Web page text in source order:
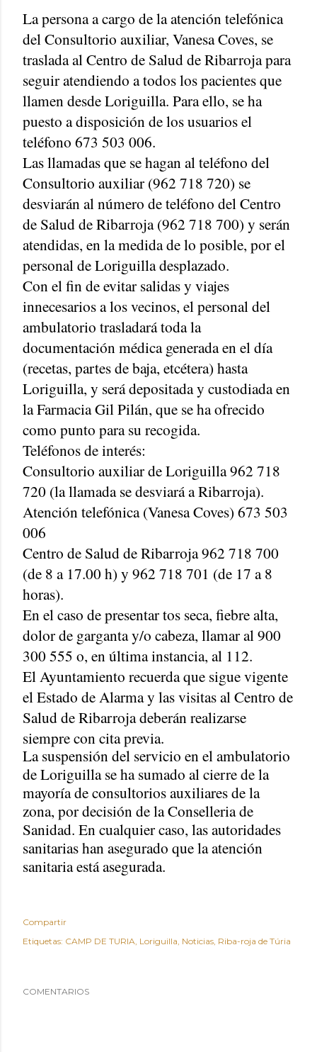
La persona a cargo de la atención telefónica
del Consultorio auxiliar, Vanesa Coves, se
traslada al Centro de Salud de Ribarroja para
seguir atendiendo a todos los pacientes que
llamen desde Loriguilla. Para ello, se ha
puesto a disposición de los usuarios el
teléfono 673 503 006.
Las llamadas que se hagan al teléfono del
Consultorio auxiliar (962 718 720) se
desviarán al número de teléfono del Centro
de Salud de Ribarroja (962 718 700) y serán
atendidas, en la medida de lo posible, por el
personal de Loriguilla desplazado.
Con el fin de evitar salidas y viajes
innecesarios a los vecinos, el personal del
ambulatorio trasladará toda la
documentación médica generada en el día
(recetas, partes de baja, etcétera) hasta
Loriguilla, y será depositada y custodiada en
la Farmacia Gil Pilán, que se ha ofrecido
como punto para su recogida.
Teléfonos de interés:
Consultorio auxiliar de Loriguilla 962 718
720 (la llamada se desviará a Ribarroja).
Atención telefónica (Vanesa Coves) 673 503
006
Centro de Salud de Ribarroja 962 718 700
(de 8 a 17.00 h) y 962 718 701 (de 17 a 8
horas).
En el caso de presentar tos seca, fiebre alta,
dolor de garganta y/o cabeza, llamar al 900
300 555 o, en última instancia, al 112.
El Ayuntamiento recuerda que sigue vigente
el Estado de Alarma y las visitas al Centro de
Salud de Ribarroja deberán realizarse
siempre con cita previa.
La suspensión del servicio en el ambulatorio
de Loriguilla se ha sumado al cierre de la
mayoría de consultorios auxiliares de la
zona, por decisión de la Conselleria de
Sanidad. En cualquier caso, las autoridades
sanitarias han asegurado que la atención
sanitaria está asegurada.
Compartir
Etiquetas: CAMP DE TURIA Loriguilla Noticias Riba-roja de Túria
COMENTARIOS